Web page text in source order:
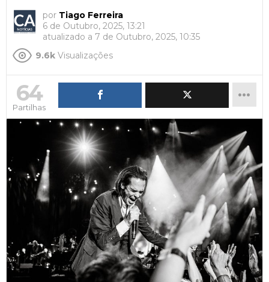
por Tiago Ferreira
6 de Outubro, 2025, 13:21
atualizado a 7 de Outubro, 2025, 10:35
9.6k Visualizações
64
Partilhas